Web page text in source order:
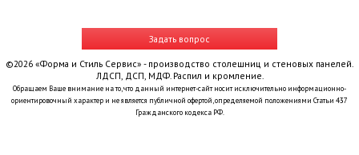
Задать вопрос
©2026 «Форма и Стиль Сервис» - производство столешниц и стеновых панелей.
ЛДСП, ДСП, МДФ. Распил и кромление.
Обращаем Ваше внимание на то, что данный интернет-сайт носит исключительно информационно-
ориентировочный характер и не является публичной офертой, определяемой положениями Статьи 437
Гражданского кодекса РФ.